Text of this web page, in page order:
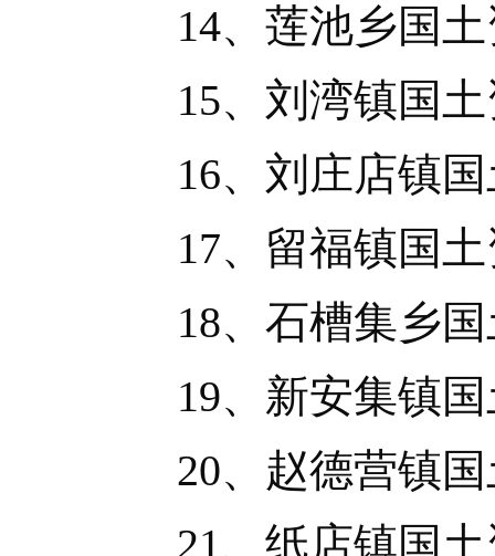
14、莲池乡国土
15、刘湾镇国土
16、刘庄店镇国
17、留福镇国土
18、石槽集乡国
19、新安集镇国
20、赵德营镇国
21、纸店镇国土